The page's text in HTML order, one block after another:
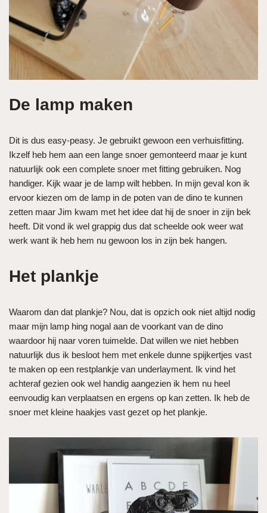
De lamp maken
Dit is dus easy-peasy. Je gebruikt gewoon een verhuisfitting.
Ikzelf heb hem aan een lange snoer gemonteerd maar je kunt
natuurlijk ook een complete snoer met fitting gebruiken. Nog
handiger. Kijk waar je de lamp wilt hebben. In mijn geval kon ik
ervoor kiezen om de lamp in de poten van de dino te kunnen
zetten maar Jim kwam met het idee dat hij de snoer in zijn bek
heeft. Dit vond ik wel grappig dus dat scheelde ook weer wat
werk want ik heb hem nu gewoon los in zijn bek hangen.
Het plankje
Waarom dan dat plankje? Nou, dat is opzich ook niet altijd nodig
maar mijn lamp hing nogal aan de voorkant van de dino
waardoor hij naar voren tuimelde. Dat willen we niet hebben
natuurlijk dus ik besloot hem met enkele dunne spijkertjes vast
te maken op een restplankje van underlayment. Ik vind het
achteraf gezien ook wel handig aangezien ik hem nu heel
eenvoudig kan verplaatsen en ergens op kan zetten. Ik heb de
snoer met kleine haakjes vast gezet op het plankje.